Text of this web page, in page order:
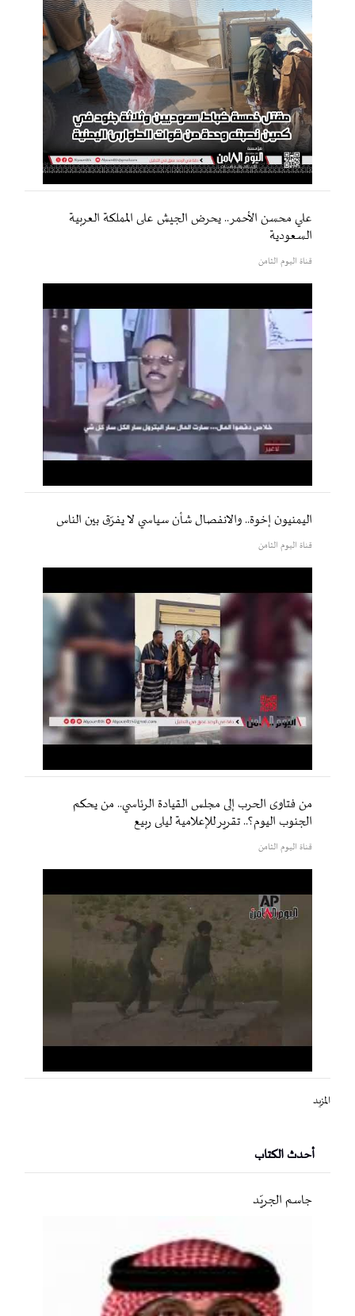
علي محسن الأحمر.. يحرض الجيش على المملكة العربية
السعودية
قناة اليوم الثامن
اليمنيون إخوة.. والانفصال شأن سياسي لا يفرّق بين الناس
قناة اليوم الثامن
من فتاوى الحرب إلى مجلس القيادة الرئاسي.. من يحكم
الجنوب اليوم؟.. تقرير للإعلامية ليلى ربيع
قناة اليوم الثامن
المزيد
أحدث الكتاب
جاسم الجريّد